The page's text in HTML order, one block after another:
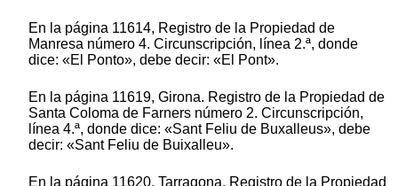
En la página 11614, Registro de la Propiedad de
Manresa número 4. Circunscripción, línea 2.ª, donde
dice: «El Ponto», debe decir: «El Pont».
En la página 11619, Girona. Registro de la Propiedad de
Santa Coloma de Farners número 2. Circunscripción,
línea 4.ª, donde dice: «Sant Feliu de Buxalleus», debe
decir: «Sant Feliu de Buixalleu».
En la página 11620, Tarragona. Registro de la Propiedad